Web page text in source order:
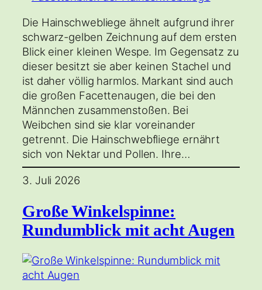
Die Hainschwebliege ähnelt aufgrund ihrer
schwarz-gelben Zeichnung auf dem ersten
Blick einer kleinen Wespe. Im Gegensatz zu
dieser besitzt sie aber keinen Stachel und
ist daher völlig harmlos. Markant sind auch
die großen Facettenaugen, die bei den
Männchen zusammenstoßen. Bei
Weibchen sind sie klar voreinander
getrennt. Die Hainschwebfliege ernährt
sich von Nektar und Pollen. Ihre…
3. Juli 2026
Große Winkelspinne:
Rundumblick mit acht Augen